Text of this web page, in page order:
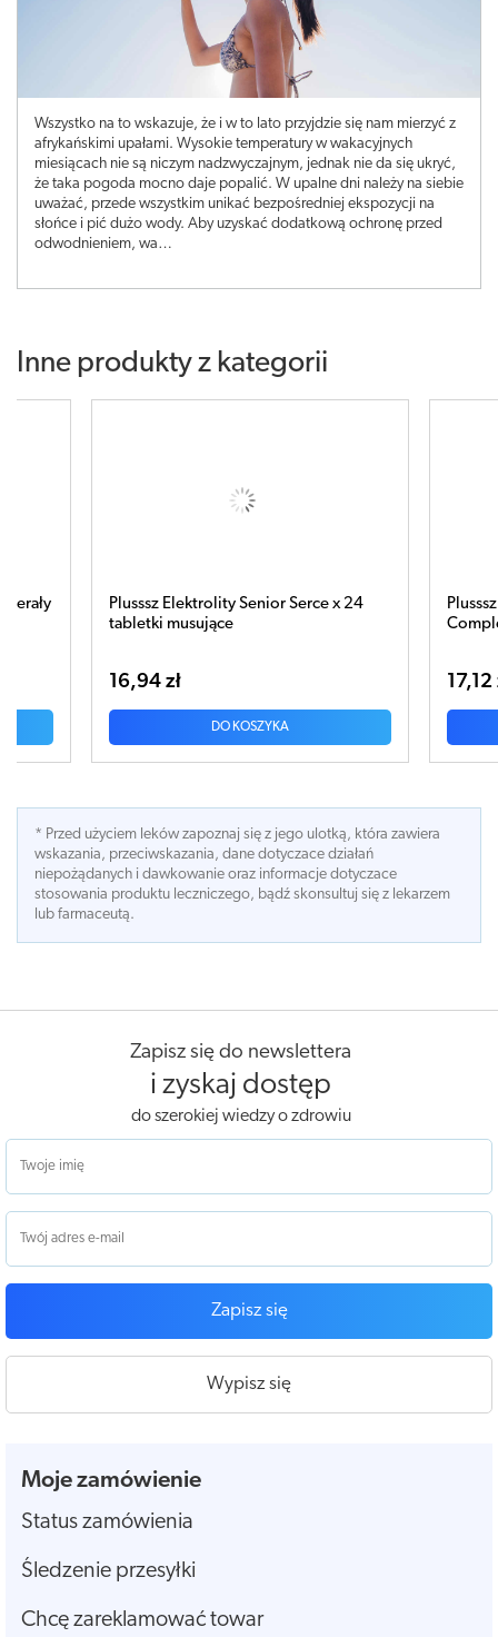
Wszystko na to wskazuje, że i w to lato przyjdzie się nam mierzyć z
afrykańskimi upałami. Wysokie temperatury w wakacyjnych
miesiącach nie są niczym nadzwyczajnym, jednak nie da się ukryć,
że taka pogoda mocno daje popalić. W upalne dni należy na siebie
uważać, przede wszystkim unikać bezpośredniej ekspozycji na
słońce i pić dużo wody. Aby uzyskać dodatkową ochronę przed
odwodnieniem, wa…
Inne produkty z kategorii
x 24
Plusssz Elektrolity Sport 100%
Complex x 24 tabletki musujące
17,12 zł
DO KOSZYKA
* Przed użyciem leków zapoznaj się z jego ulotką, która zawiera
wskazania, przeciwskazania, dane dotyczace działań
niepożądanych i dawkowanie oraz informacje dotyczace
stosowania produktu leczniczego, bądź skonsultuj się z lekarzem
lub farmaceutą.
Zapisz się do newslettera
i zyskaj dostęp
do szerokiej wiedzy o zdrowiu
Zapisz się
Wypisz się
Moje zamówienie
Status zamówienia
Śledzenie przesyłki
Chcę zareklamować towar